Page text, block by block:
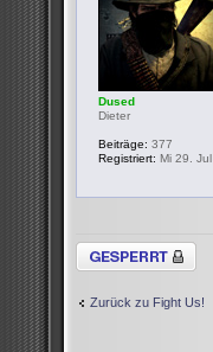
Dused
Dieter
Beiträge: 377
Registriert: Mi 29.
Thema gesperrt
Zurück zu Fight Us!